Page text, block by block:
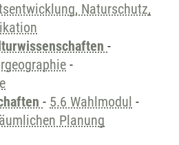
Naturschutz,
-
-
- 5.6 Wahlmodul -
Planung